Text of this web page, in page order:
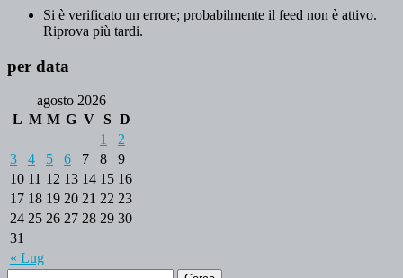
Si è verificato un errore; probabilmente il feed non è attivo.
Riprova più tardi.
per data
agosto 2026
L M M G V S D
« Lug
1
2
3
4 5 6 7 8
9
10 11 12 13 14 15 16
17 18 19 20 21 22 23
24 25 26 27 28 29 30
31